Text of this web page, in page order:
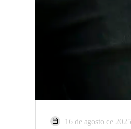
16 de agosto de 2025